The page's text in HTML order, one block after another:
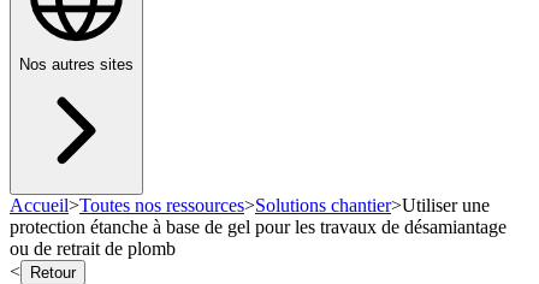
Nos autres sites
Accueil>Toutes nos ressources>Solutions chantier>Utiliser une
protection étanche à base de gel pour les travaux de désamiantage
ou de retrait de plomb
<
Retour